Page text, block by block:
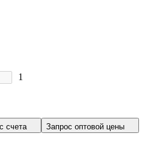
1
счета Запрос оптовой цены